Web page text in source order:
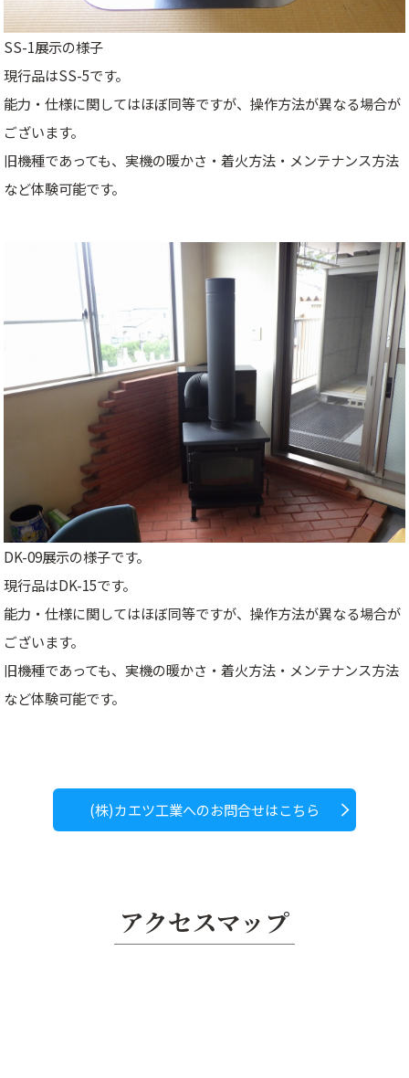
SS-1展示の様子
現行品はSS-5です。
能力・仕様に関してはほぼ同等ですが、操作方法が異なる場合が
ございます。
旧機種であっても、実機の暖かさ・着火方法・メンテナンス方法
など体験可能です。
DK-09展示の様子です。
現行品はDK-15です。
能力・仕様に関してはほぼ同等ですが、操作方法が異なる場合が
ございます。
旧機種であっても、実機の暖かさ・着火方法・メンテナンス方法
など体験可能です。
(株)カエツ工業へのお問合せはこちら
アクセスマップ